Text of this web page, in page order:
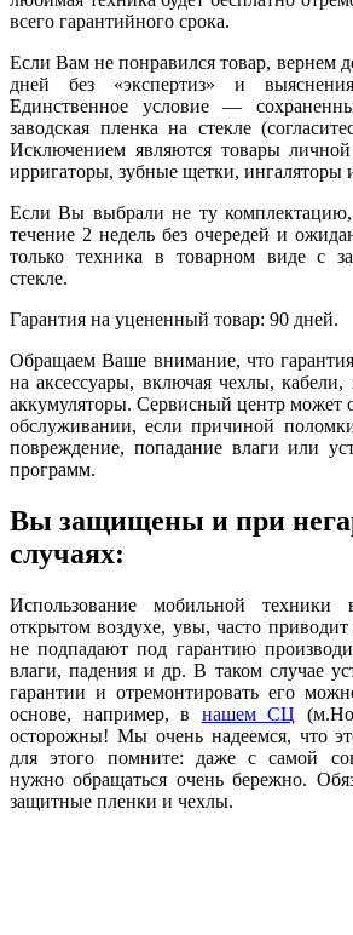
всего гарантийного срока.
Если Вам не понравился товар, вернем
дней без «экспертиз» и
Единственное условие —
заводская пленка на стекле
Исключением являются товары
ирригаторы, зубные щетки, ингаляторы
Если Вы выбрали не ту
течение 2 недель без очередей и
только техника в товарном виде с
стекле.
Гарантия на уцененный товар: 90 дней.
Обращаем Ваше внимание, что гарантия
на аксессуары, включая чехлы, кабели,
аккумуляторы. Сервисный центр может
обслуживании, если причиной
повреждение, попадание влаги или
программ.
Вы защищены и при
случаях:
Использование мобильной
открытом воздухе, увы, часто
не подпадают под гарантию
влаги, падения и др. В таком случае
гарантии и отремонтировать его
основе, например, в нашем СЦ
осторожны! Мы очень надеемся, что
для этого помните: даже с самой
нужно обращаться очень бережно.
защитные пленки и чехлы.